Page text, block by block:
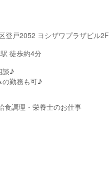
登戸2052 ヨシザワプラザビル2F
徒歩約4分
談♪
の勤務も可♪
食調理・栄養士のお仕事